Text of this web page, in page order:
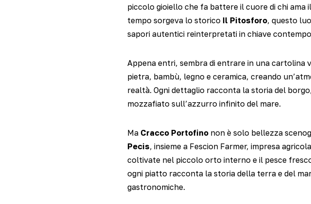
piccolo gioiello che fa battere il cuore di chi ama
tempo sorgeva lo storico Il Pitosforo, questo
sapori autentici reinterpretati in chiave
Appena entri, sembra di entrare in una cartolina
pietra, bambù, legno e ceramica, creando
realtà. Ogni dettaglio racconta la storia del
mozzafiato sull’azzurro infinito del mare.
Ma Cracco Portofino non è solo bellezza
Pecis, insieme a Fescion Farmer, impresa
coltivate nel piccolo orto interno e il pesce
ogni piatto racconta la storia della terra e del
gastronomiche.